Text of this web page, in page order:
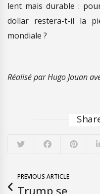
lent mais durable :
dollar restera-t-il la
mondiale ?
Réalisé par Hugo Jouan
PREVIOUS ARTICLE
Trump se